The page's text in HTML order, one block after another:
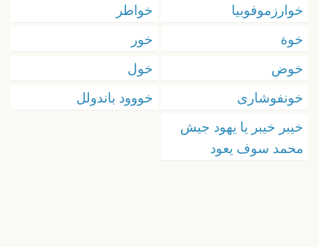
خوارزموفوبيا
خواطر
خوة
خور
خوض
خول
خونفوشارى
خووود باندولل
خيبر خيبر يا يهود جيش
محمد سوف يعود